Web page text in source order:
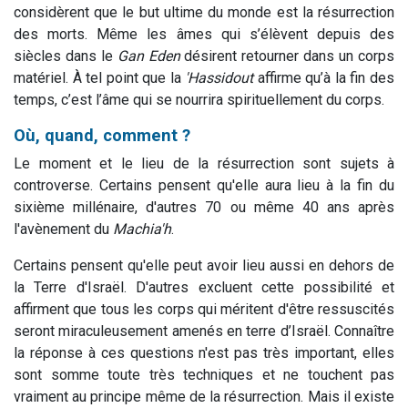
considèrent que le but ultime du monde est la résurrection
des morts. Même les âmes qui s’élèvent depuis des
siècles dans le Gan Edendésirent retourner dans un corps
matériel. À tel point que la 'Hassidoutaffirme qu’à la fin des
temps, c’est l’âme qui se nourrira spirituellement du corps.
Où, quand, comment ?
Le moment et le lieu de la résurrection sont sujets à
controverse. Certains pensent qu'elle aura lieu à la fin du
sixième millénaire, d'autres 70 ou même 40 ans après
l'avènement du Machia'h.
Certains pensent qu'elle peut avoir lieu aussi en dehors de
la Terre d'Israël. D'autres excluent cette possibilité et
affirment que tous les corps qui méritent d'être ressuscités
seront miraculeusement amenés en terre d’Israël. Connaître
la réponse à ces questions n'est pas très important, elles
sont somme toute très techniques et ne touchent pas
vraiment au principe même de la résurrection. Mais il existe